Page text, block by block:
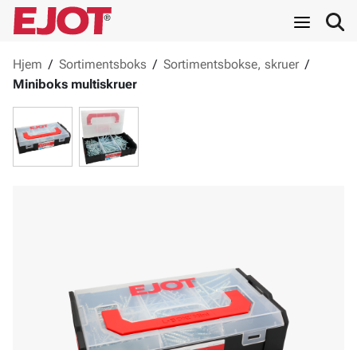
Hjem / Sortimentsboks / Sortimentsbokse, skruer /
Miniboks multiskruer